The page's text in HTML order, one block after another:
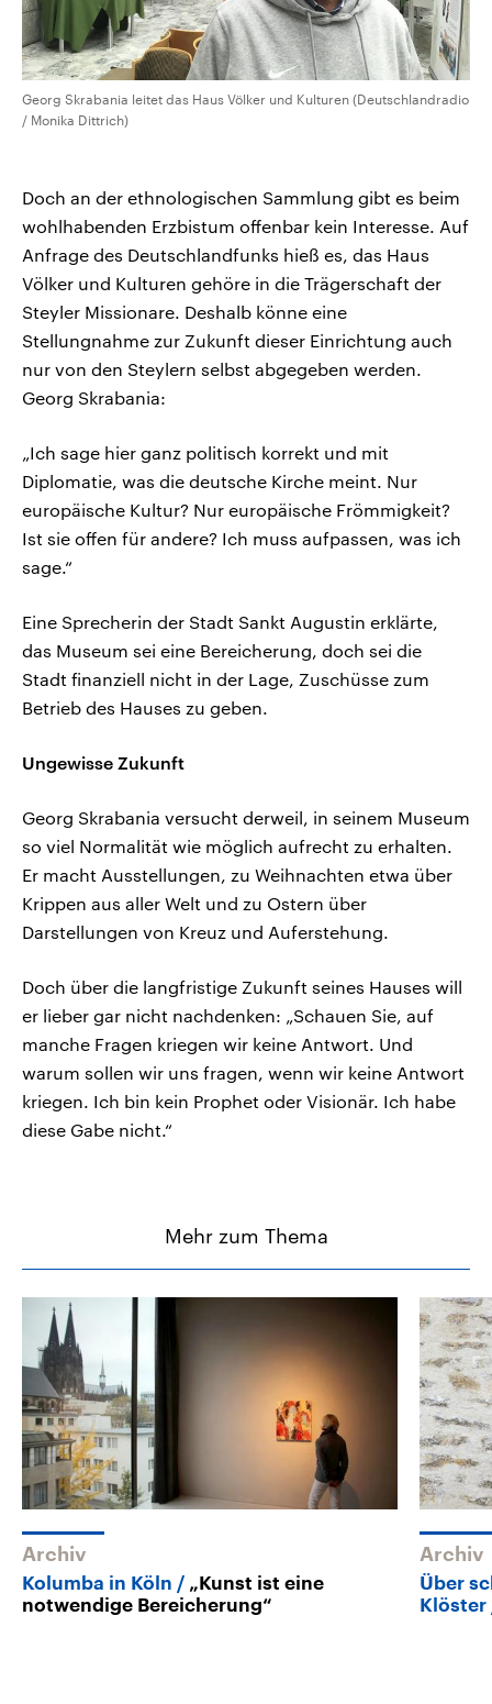
Georg Skrabania leitet das Haus Völker und Kulturen (Deutschlandradio
/ Monika Dittrich)
Doch an der ethnologischen Sammlung gibt es beim
wohlhabenden Erzbistum offenbar kein Interesse. Auf
Anfrage des Deutschlandfunks hieß es, das Haus
Völker und Kulturen gehöre in die Trägerschaft der
Steyler Missionare. Deshalb könne eine
Stellungnahme zur Zukunft dieser Einrichtung auch
nur von den Steylern selbst abgegeben werden.
Georg Skrabania:
„Ich sage hier ganz politisch korrekt und mit
Diplomatie, was die deutsche Kirche meint. Nur
europäische Kultur? Nur europäische Frömmigkeit?
Ist sie offen für andere? Ich muss aufpassen, was ich
sage.“
Eine Sprecherin der Stadt Sankt Augustin erklärte,
das Museum sei eine Bereicherung, doch sei die
Stadt finanziell nicht in der Lage, Zuschüsse zum
Betrieb des Hauses zu geben.
Ungewisse Zukunft
Georg Skrabania versucht derweil, in seinem Museum
so viel Normalität wie möglich aufrecht zu erhalten.
Er macht Ausstellungen, zu Weihnachten etwa über
Krippen aus aller Welt und zu Ostern über
Darstellungen von Kreuz und Auferstehung.
Doch über die langfristige Zukunft seines Hauses will
er lieber gar nicht nachdenken: „Schauen Sie, auf
manche Fragen kriegen wir keine Antwort. Und
warum sollen wir uns fragen, wenn wir keine Antwort
kriegen. Ich bin kein Prophet oder Visionär. Ich habe
diese Gabe nicht.“
Mehr zum Thema
Archiv
Kolumba in Köln
„Kunst ist eine
notwendige Bereicherung“
Archiv
Über
Klöster